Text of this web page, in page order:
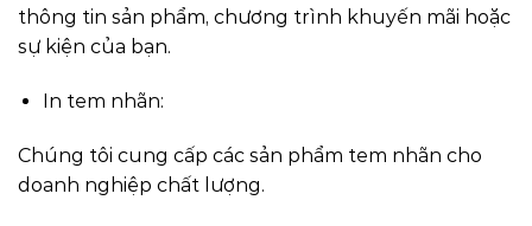
thông tin sản phẩm, chương trình khuyến mãi hoặc
sự kiện của bạn.
In tem nhãn:
Chúng tôi cung cấp các sản phẩm tem nhãn cho
doanh nghiệp chất lượng.